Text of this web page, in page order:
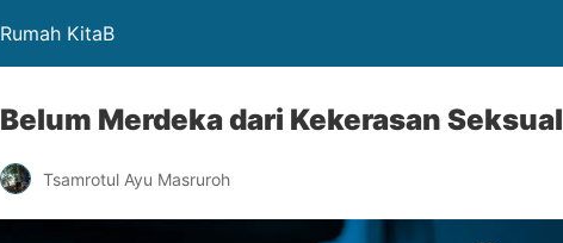
Rumah KitaB
Belum Merdeka dari Kekerasan Seksual
Tsamrotul Ayu Masruroh